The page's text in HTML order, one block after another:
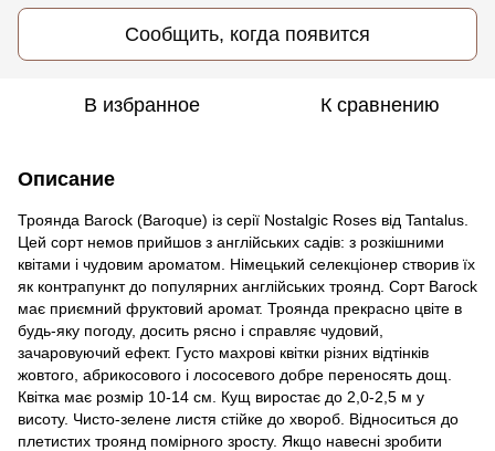
Сообщить, когда появится
В избранное К сравнению
Описание
Троянда Barock (Baroque) із серії Nostalgic Roses від Tantalus.
Цей сорт немов прийшов з англійських садів: з розкішними
квітами і чудовим ароматом. Німецький селекціонер створив їх
як контрапункт до популярних англійських троянд. Сорт Barock
має приємний фруктовий аромат. Троянда прекрасно цвіте в
будь-яку погоду, досить рясно і справляє чудовий,
зачаровуючий ефект. Густо махрові квітки різних відтінків
жовтого, абрикосового і лососевого добре переносять дощ.
Квітка має розмір 10-14 см. Кущ виростає до 2,0-2,5 м у
висоту. Чисто-зелене листя стійке до хвороб. Відноситься до
плетистих троянд помірного зросту. Якщо навесні зробити